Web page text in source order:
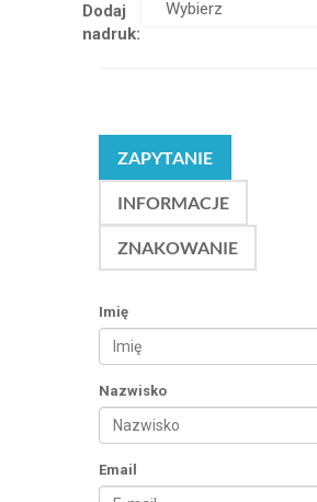
Dodaj
nadruk:
ZAPYTANIE
INFORMACJE
ZNAKOWANIE
Imię
Nazwisko
Email